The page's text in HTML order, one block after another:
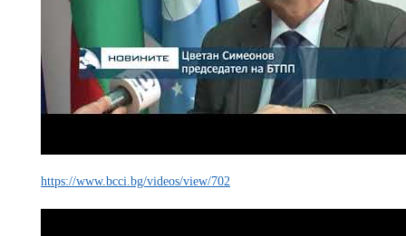
https://www.bcci.bg/videos/view/702